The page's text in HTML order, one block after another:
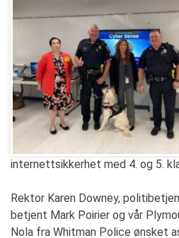
internettsikkerhet med 4. og 5.
Rektor Karen Downey,
betjent Mark Poirier og vår
Nola fra Whitman Police ønsket